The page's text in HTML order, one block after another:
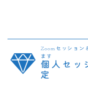
Zoomセッション
ます
個人セッ
定